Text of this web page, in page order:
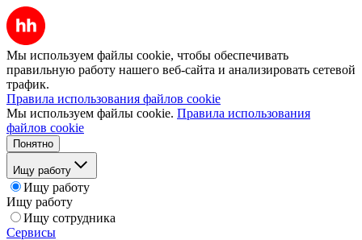
Мы используем файлы cookie, чтобы обеспечивать
правильную работу нашего веб-сайта и анализировать сетевой
трафик.
Правила использования файлов cookie
Мы используем файлы cookie. Правила использования
файлов cookie
Понятно
Ищу работу
Ищу работу
Ищу работу
Ищу сотрудника
Сервисы